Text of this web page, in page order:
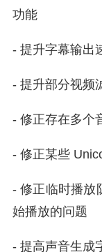
功能
- 提升字幕输出
- 提升部分视频
- 修正存在多个
- 修正某些
- 修正临时播放
始播放的问题
- 提高声音生成